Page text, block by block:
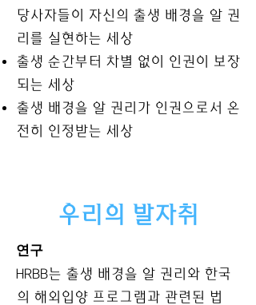
당사자들이 자신의 출생 배경을 알 권
리를 실현하는 세상
출생 순간부터 차별 없이 인권이 보장
되는 세상
출생 배경을 알 권리가 인권으로서 온
전히 인정받는 세상
우리의 발자취
연구
HRBB는 출생 배경을 알 권리와 한국
의 해외입양 프로그램과 관련된 법